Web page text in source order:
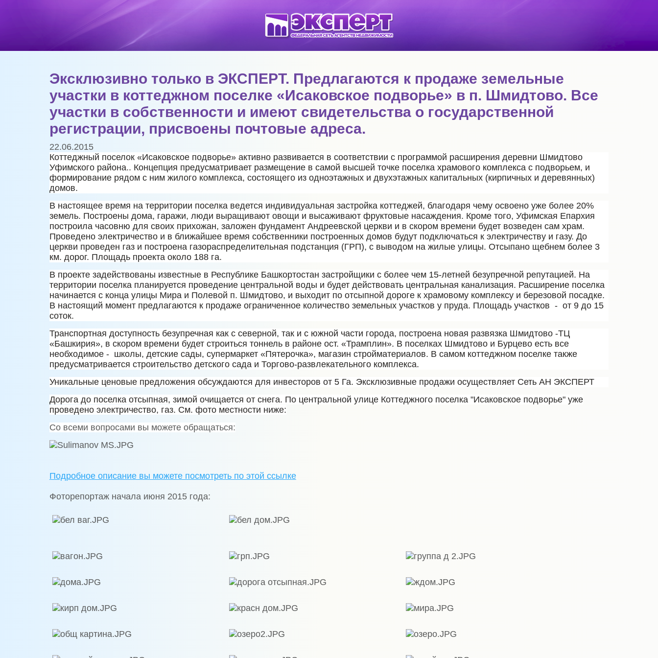
Эксклюзивно только в ЭКСПЕРТ. Предлагаются к продаже земельные
участки в коттеджном поселке «Исаковское подворье» в п. Шмидтово. Все
участки в собственности и имеют свидетельства о государственной
регистрации, присвоены почтовые адреса.
22.06.2015
Коттеджный поселок «Исаковское подворье» активно развивается в соответствии с программой расширения деревни Шмидтово
Уфимского района.. Концепция предусматривает размещение в самой высшей точке поселка храмового комплекса с подворьем, и
формирование рядом с ним жилого комплекса, состоящего из одноэтажных и двухэтажных капитальных (кирпичных и деревянных)
домов.
В настоящее время на территории поселка ведется индивидуальная застройка коттеджей, благодаря чему освоено уже более 20%
земель. Построены дома, гаражи, люди выращивают овощи и высаживают фруктовые насаждения. Кроме того, Уфимская Епархия
построила часовню для своих прихожан, заложен фундамент Андреевской церкви и в скором времени будет возведен сам храм.
Проведено электричество и в ближайшее время собственники построенных домов будут подключаться к электричеству и газу. До
церкви проведен газ и построена газораспределительная подстанция (ГРП), с выводом на жилые улицы. Отсыпано щебнем более 3
км. дорог. Площадь проекта около 188 га.
В проекте задействованы известные в Республике Башкортостан застройщики с более чем 15-летней безупречной репутацией. На
территории поселка планируется проведение центральной воды и будет действовать центральная канализация. Расширение поселка
начинается с конца улицы Мира и Полевой п. Шмидтово, и выходит по отсыпной дороге к храмовому комплексу и березовой посадке.
В настоящий момент предлагаются к продаже ограниченное количество земельных участков у пруда. Площадь участков -от 9 до 15
соток.
Транспортная доступность безупречная как с северной, так и с южной части города, построена новая развязка Шмидтово -ТЦ
«Башкирия», в скором времени будет строиться тоннель в районе ост. «Трамплин». В поселках Шмидтово и Бурцево есть все
необходимое - школы, детские сады, супермаркет «Пятерочка», магазин стройматериалов. В самом коттеджном поселке также
предусматривается строительство детского сада и Торгово-развлекательного комплекса.
Уникальные ценовые предложения обсуждаются для инвесторов от 5 Га. Эксклюзивные продажи осуществляет Сеть АН ЭКСПЕРТ
Дорога до поселка отсыпная, зимой очищается от снега. По центральной улице Коттеджного поселка "Исаковское подворье" уже
проведено электричество, газ. См. фото местности ниже:
Со всеми вопросами вы можете обращаться:
Подробное описание вы можете посмотреть по этой ссылке
Фоторепортаж начала июня 2015 года: